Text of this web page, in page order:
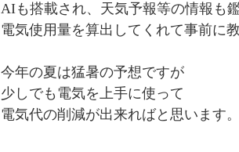
AIも搭載され、天気予報等の情報も
電気使用量を算出してくれて事前に
今年の夏は猛暑の予想ですが
少しでも電気を上手に使って
電気代の削減が出来ればと思います